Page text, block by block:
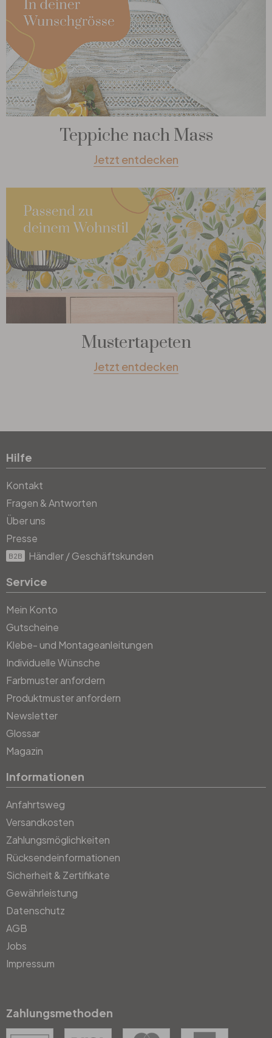
Teppiche nach Mass
Jetzt entdecken
Mustertapeten
Jetzt entdecken
Hilfe
Kontakt
Fragen & Antworten
Über uns
Presse
B2B Händler / Geschäftskunden
Service
Mein Konto
Gutscheine
Klebe- und Montageanleitungen
Individuelle Wünsche
Farbmuster anfordern
Produktmuster anfordern
Newsletter
Glossar
Magazin
Informationen
Anfahrtsweg
Versandkosten
Zahlungsmöglichkeiten
Rücksendeinformationen
Sicherheit & Zertifikate
Gewährleistung
Datenschutz
AGB
Jobs
Impressum
Zahlungsmethoden